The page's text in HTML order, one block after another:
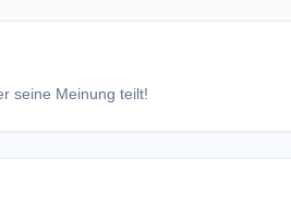
seine Meinung teilt!